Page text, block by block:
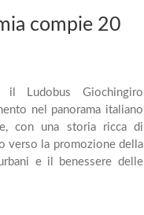
compie 20
Ludobus Giochingiro
nel panorama italiano
con una storia ricca di
verso la promozione della
e il benessere delle